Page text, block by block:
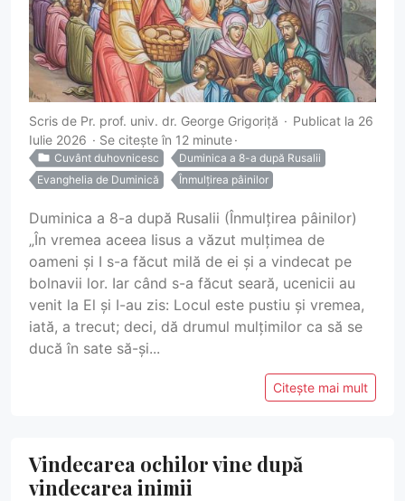
Scris de Pr. prof. univ. dr. George Grigoriţă
Publicat la 26
Iulie 2026
Se citește în 12 minute
Cuvânt duhovnicesc
Duminica a 8-a după Rusalii
Evanghelia de Duminică
Înmulțirea pâinilor
Duminica a 8-a după Rusalii (Înmulțirea pâinilor)
„În vremea aceea Iisus a văzut mulțimea de
oameni și I s-a făcut milă de ei și a vindecat pe
bolnavii lor. Iar când s-a făcut seară, ucenicii au
venit la El și I-au zis: Locul este pustiu și vremea,
iată, a trecut; deci, dă drumul mulțimilor ca să se
ducă în sate să-și...
Citește mai mult
Vindecarea ochilor vine după
vindecarea inimii